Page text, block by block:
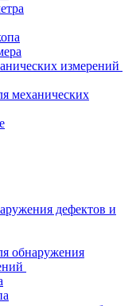
измерений
механических
дефектов и
обнаружения